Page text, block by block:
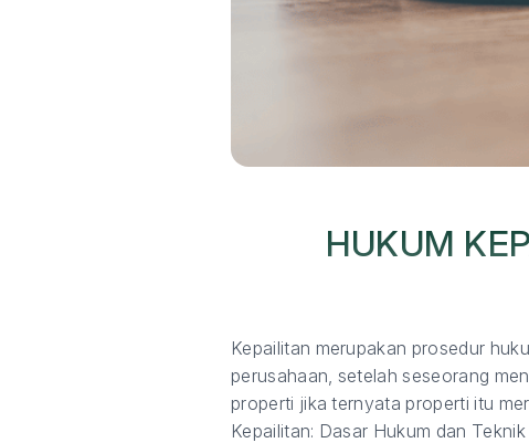
HUKUM
Kepailitan merupakan prosedur
perusahaan, setelah seseorang
properti jika ternyata properti itu
Kepailitan: Dasar Hukum dan